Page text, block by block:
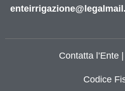
Elenco banner
X
Contatta l’Ente|
Codice